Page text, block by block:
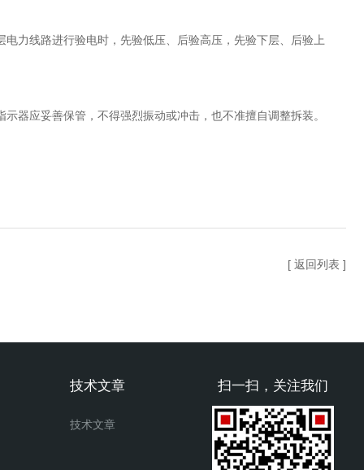
力线路进行验电时，先验低压、后验高压，先验下层、后验上
器应妥善保管，不得强烈振动或冲击，也不准擅自调整拆装。
[ 返回列表 ]
扫一扫，关注我们
技术文章
技术文章